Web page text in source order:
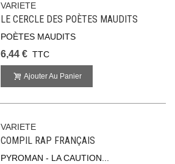
VARIETE
LE CERCLE DES POÈTES MAUDITS
POÈTES MAUDITS
6,44 € TTC
Ajouter Au Panier
VARIETE
COMPIL RAP FRANÇAIS
PYROMAN - LA CAUTION...